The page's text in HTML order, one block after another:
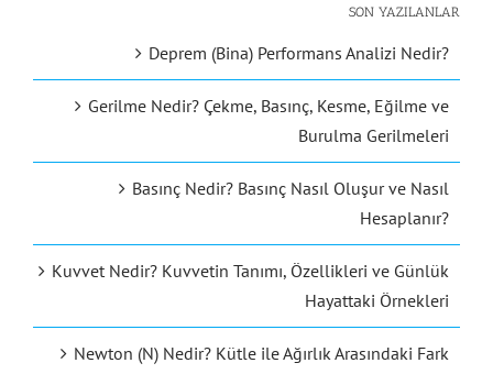
SON YAZILANLAR
Deprem (Bina) Performans Analizi Nedir?
Gerilme Nedir? Çekme, Basınç, Kesme, Eğilme ve
Burulma Gerilmeleri
Basınç Nedir? Basınç Nasıl Oluşur ve Nasıl
Hesaplanır?
Kuvvet Nedir? Kuvvetin Tanımı, Özellikleri ve Günlük
Hayattaki Örnekleri
Newton (N) Nedir? Kütle ile Ağırlık Arasındaki Fark